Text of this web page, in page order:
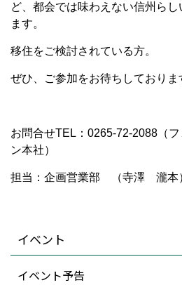
ど、都会では味わえない信州ら
ます。
移住をご検討されている方。
ぜひ、ご参加をお待ちしておりま
お問合せTEL：0265-72-2088（
ン本社）
担当：企画営業部 （寺澤 瀧本
イベント
イベント予告